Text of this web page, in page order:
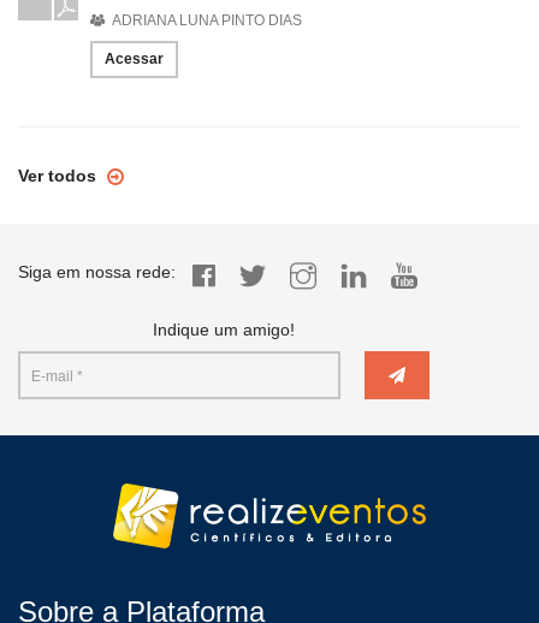
ADRIANA LUNA PINTO DIAS
Acessar
Ver todos
Siga em nossa rede:
Indique um amigo!
Sobre a Plataforma